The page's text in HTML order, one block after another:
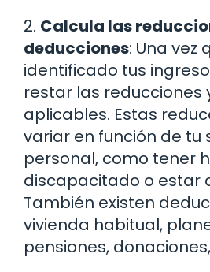
2. Calcula las
deducciones: Una vez
identificado tus
restar las reducciones
aplicables. Estas
variar en función de tu
personal, como tener
discapacitado o estar
También existen
vivienda habitual,
pensiones,